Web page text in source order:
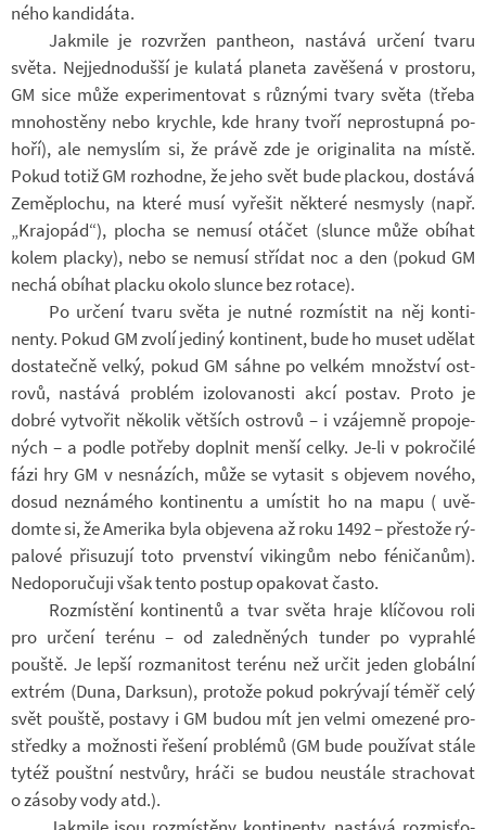
ného kan­di­dáta.
Jakmile je roz­vr­žen pan­theon, na­stává ur­čení tvaru
světa. Nej­jed­no­dušší je ku­latá pla­neta za­vě­šená v pro­storu,
GM sice může ex­pe­ri­men­to­vat s růz­nými tvary světa (třeba
mno­hostěny nebo krychle, kde hrany tvoří ne­pro­stupná po­
hoří), ale ne­mys­lím si, že právě zde je ori­gi­na­lita na místě.
Pokud totiž GM roz­hodne, že jeho svět bude plac­kou, do­stává
Ze­mě­plo­chu, na které musí vy­ře­šit ně­které ne­smysly (např.
„Kra­jo­pád“), plo­cha se ne­musí otá­čet (slunce může obí­hat
kolem placky), nebo se ne­musí stří­dat noc a den (pokud GM
nechá obí­hat placku okolo slunce bez ro­tace).
Po ur­čení tvaru světa je nutné roz­mís­tit na něj kon­ti­
nenty. Pokud GM zvolí je­diný kon­ti­nent, bude ho muset udě­lat
do­sta­tečně velký, pokud GM sáhne po vel­kém množ­ství os­t­
rovů, na­stává pro­blém izo­lo­va­nosti akcí po­stav. Proto je
dobré vy­tvo­řit ně­ko­lik vět­ších os­t­rovů – i vzá­jemně pro­po­je­
ných – a podle po­třeby do­pl­nit menší celky. Je-li v po­kro­čilé
fázi hry GM v ne­sná­zích, může se vy­ta­sit s ob­je­vem no­vého,
dosud ne­zná­mého kon­ti­nentu a umís­tit ho na mapu ( uvě­
domte si, že Ame­rika byla ob­je­vena až roku 1492 – přes­tože rý­
pa­lové při­su­zují toto pr­ven­ství vi­kin­gům nebo fé­ni­ča­nům).
Ne­do­po­ru­čuji však tento po­stup opa­ko­vat často.
Roz­mís­tění kon­ti­nentů a tvar světa hraje klí­čo­vou roli
pro ur­čení te­rénu – od za­led­ně­ných tun­der po vy­prahlé
pouště. Je lepší roz­ma­ni­tost te­rénu než určit jeden glo­bální
ex­trém (Duna, Dark­sun), pro­tože pokud po­krý­vají téměř celý
svět pouště, po­stavy i GM budou mít jen velmi ome­zené pro­
středky a mož­nosti ře­šení pro­blémů (GM bude po­u­ží­vat stále
tytéž pouštní ne­stvůry, hráči se budou ne­u­stále stra­cho­vat
o zá­soby vody atd.).